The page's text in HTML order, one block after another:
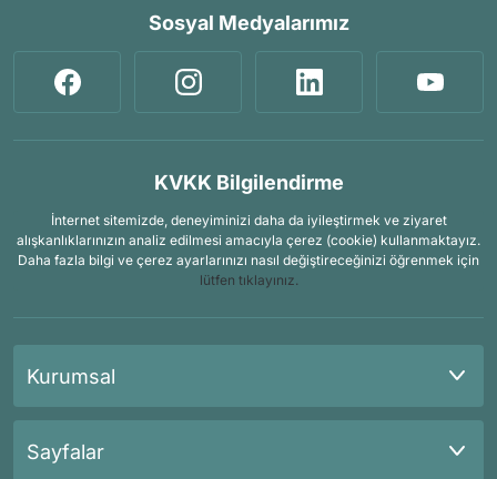
Sosyal Medyalarımız
KVKK Bilgilendirme
İnternet sitemizde, deneyiminizi daha da iyileştirmek ve ziyaret
alışkanlıklarınızın analiz edilmesi amacıyla çerez (cookie) kullanmaktayız.
Daha fazla bilgi ve çerez ayarlarınızı nasıl değiştireceğinizi öğrenmek için
lütfen tıklayınız.
Kurumsal
Sayfalar